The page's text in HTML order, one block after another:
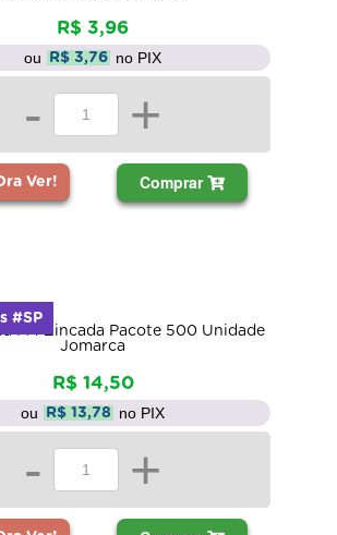
R$ 3,96
ou R$ 3,76 no PIX
- +
Ver! Comprar
M4 Zincada Pacote 500 Unidade
Jomarca
R$ 14,50
ou R$ 13,78 no PIX
- +
#SP